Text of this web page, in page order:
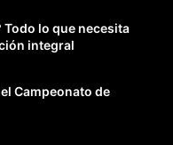
Todo lo que necesita
integral
Campeonato de